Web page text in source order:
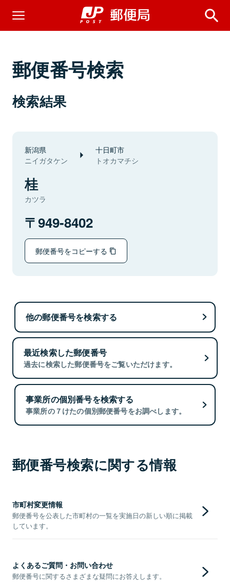
郵便番号検索
検索結果
新潟県
ニイガタケン
十日町市
トオカマチシ
桂
カツラ
949-8402
郵便番号をコピーする
他の郵便番号を検索する
最近検索した郵便番号
過去に検索した郵便番号をご覧いただけます。
事業所の個別番号を検索する
事業所の７けたの個別郵便番号をお調べします。
郵便番号検索に関する情報
市町村変更情報
郵便番号を公表した市町村の一覧を実施日の新しい順に掲載
しています。
よくあるご質問・お問い合わせ
郵便番号に関するさまざまな疑問にお答えします。